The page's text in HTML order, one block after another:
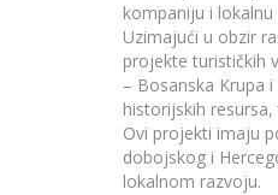
kompaniju i
Uzimajući u obzir
projekte turističkih
– Bosanska Krupa
historijskih
Ovi projekti imaju
dobojskog i
lokalnom razvoju.